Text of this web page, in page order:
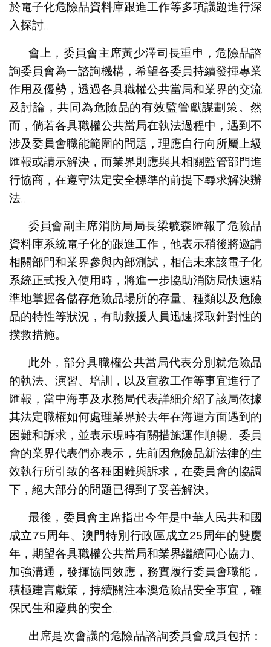
於電子化危險品資料庫跟進工作等多項議題進行深
入探討。
會上，委員會主席黃少澤司長重申，危險品諮
詢委員會為一諮詢機構，希望各委員持續發揮專業
作用及優勢，透過各具職權公共當局和業界的交流
及討論，共同為危險品的有效監管獻謀劃策。然
而，倘若各具職權公共當局在執法過程中，遇到不
涉及委員會職能範圍的問題，理應自行向所屬上級
匯報或請示解決，而業界則應與其相關監管部門進
行協商，在遵守法定安全標準的前提下尋求解決辦
法。
委員會副主席消防局局長梁毓森匯報了危險品
資料庫系統電子化的跟進工作，他表示稍後將邀請
相關部門和業界參與內部測試，相信未來該電子化
系統正式投入使用時，將進一步協助消防局快速精
準地掌握各儲存危險品場所的存量、種類以及危險
品的特性等狀況，有助救援人員迅速採取針對性的
撲救措施。
此外，部分具職權公共當局代表分別就危險品
的執法、演習、培訓，以及宣教工作等事宜進行了
匯報，當中海事及水務局代表詳細介紹了該局依據
其法定職權如何處理業界於去年在海運方面遇到的
困難和訴求，並表示現時有關措施運作順暢。委員
會的業界代表們亦表示，先前因危險品新法律的生
效執行所引致的各種困難與訴求，在委員會的協調
下，絕大部分的問題已得到了妥善解決。
最後，委員會主席指出今年是中華人民共和國
成立75周年、澳門特別行政區成立25周年的雙慶
年，期望各具職權公共當局和業界繼續同心協力、
加強溝通，發揮協同效應，務實履行委員會職能，
積極建言獻策，持續關注本澳危險品安全事宜，確
保民生和慶典的安全。
出席是次會議的危險品諮詢委員會成員包括：